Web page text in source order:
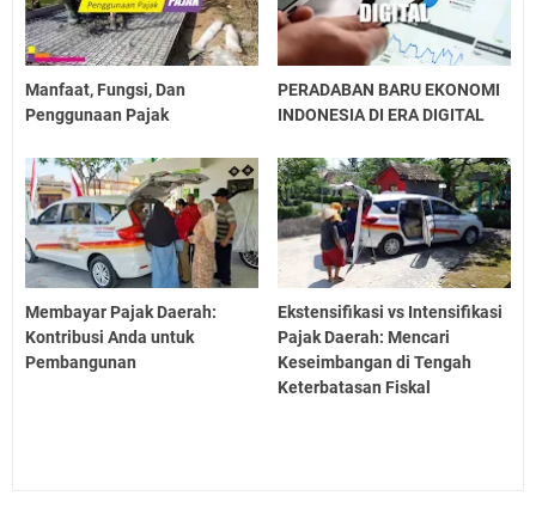
Manfaat, Fungsi, Dan
Penggunaan Pajak
PERADABAN BARU EKONOMI
INDONESIA DI ERA DIGITAL
Membayar Pajak Daerah:
Kontribusi Anda untuk
Pembangunan
Ekstensifikasi vs Intensifikasi
Pajak Daerah: Mencari
Keseimbangan di Tengah
Keterbatasan Fiskal